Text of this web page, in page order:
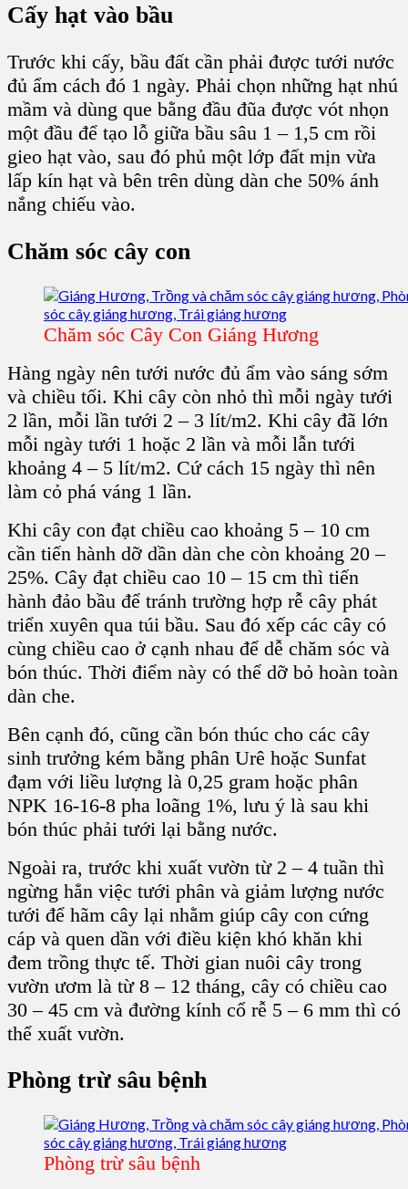
Cấy hạt vào bầu
Trước khi cấy, bầu đất cần phải được tưới nước
đủ ẩm cách đó 1 ngày. Phải chọn những hạt nhú
mầm và dùng que bằng đầu đũa được vót nhọn
một đầu để tạo lỗ giữa bầu sâu 1 – 1,5 cm rồi
gieo hạt vào, sau đó phủ một lớp đất mịn vừa
lấp kín hạt và bên trên dùng dàn che 50% ánh
nắng chiếu vào.
Chăm sóc cây con
Chăm sóc Cây Con Giáng Hương
Hàng ngày nên tưới nước đủ ẩm vào sáng sớm
và chiều tối. Khi cây còn nhỏ thì mỗi ngày tưới
2 lần, mỗi lần tưới 2 – 3 lít/m2. Khi cây đã lớn
mỗi ngày tưới 1 hoặc 2 lần và mỗi lẫn tưới
khoảng 4 – 5 lít/m2. Cứ cách 15 ngày thì nên
làm cỏ phá váng 1 lần.
Khi cây con đạt chiều cao khoảng 5 – 10 cm
cần tiến hành dỡ dần dàn che còn khoảng 20 –
25%. Cây đạt chiều cao 10 – 15 cm thì tiến
hành đảo bầu để tránh trường hợp rễ cây phát
triển xuyên qua túi bầu. Sau đó xếp các cây có
cùng chiều cao ở cạnh nhau để dễ chăm sóc và
bón thúc. Thời điểm này có thể dỡ bỏ hoàn toàn
dàn che.
Bên cạnh đó, cũng cần bón thúc cho các cây
sinh trưởng kém bằng phân Urê hoặc Sunfat
đạm với liều lượng là 0,25 gram hoặc phân
NPK 16-16-8 pha loãng 1%, lưu ý là sau khi
bón thúc phải tưới lại bằng nước.
Ngoài ra, trước khi xuất vườn từ 2 – 4 tuần thì
ngừng hẳn việc tưới phân và giảm lượng nước
tưới để hãm cây lại nhằm giúp cây con cứng
cáp và quen dần với điều kiện khó khăn khi
đem trồng thực tế. Thời gian nuôi cây trong
vườn ươm là từ 8 – 12 tháng, cây có chiều cao
30 – 45 cm và đường kính cổ rễ 5 – 6 mm thì có
thể xuất vườn.
Phòng trừ sâu bệnh
Phòng trừ sâu bệnh